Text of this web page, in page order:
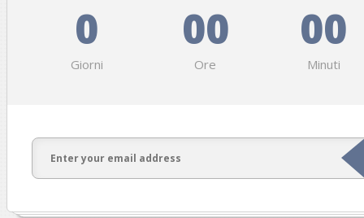
0
Giorni
00
Ore
00
Minuti